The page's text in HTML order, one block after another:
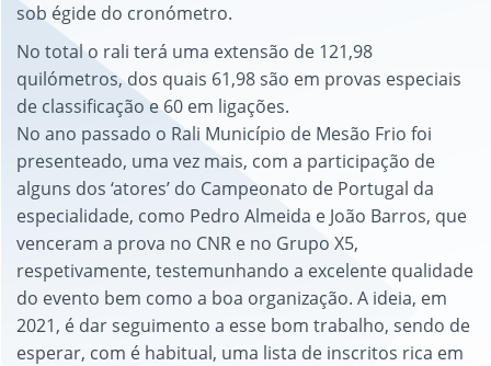
sob égide do cronómetro.
No total o rali terá uma extensão de 121,98
quilómetros, dos quais 61,98 são em provas especiais
de classificação e 60 em ligações.
No ano passado o Rali Município de Mesão Frio foi
presenteado, uma vez mais, com a participação de
alguns dos ‘atores’ do Campeonato de Portugal da
especialidade, como Pedro Almeida e João Barros, que
venceram a prova no CNR e no Grupo X5,
respetivamente, testemunhando a excelente qualidade
do evento bem como a boa organização. A ideia, em
2021, é dar seguimento a esse bom trabalho, sendo de
esperar, com é habitual, uma lista de inscritos rica em